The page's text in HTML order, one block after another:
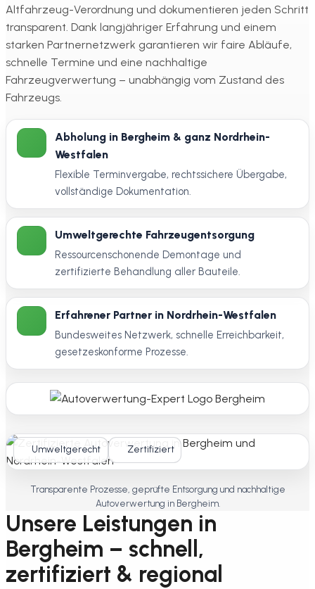
Altfahrzeug-Verordnung und dokumentieren jeden Schritt
transparent. Dank langjähriger Erfahrung und einem
starken Partnernetzwerk garantieren wir faire Abläufe,
schnelle Termine und eine nachhaltige
Fahrzeugverwertung – unabhängig vom Zustand des
Fahrzeugs.
Abholung in Bergheim & ganz Nordrhein-
Westfalen
Flexible Terminvergabe, rechtssichere Übergabe,
vollständige Dokumentation.
Umweltgerechte Fahrzeugentsorgung
Ressourcenschonende Demontage und
zertifizierte Behandlung aller Bauteile.
Erfahrener Partner in Nordrhein-Westfalen
Bundesweites Netzwerk, schnelle Erreichbarkeit,
gesetzeskonforme Prozesse.
Umweltgerecht Zertifiziert
Transparente Prozesse, geprüfte Entsorgung und nachhaltige
Autoverwertung in Bergheim.
Unsere Leistungen in
Bergheim – schnell,
zertifiziert & regional